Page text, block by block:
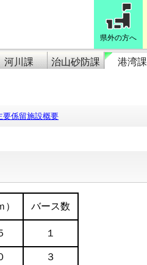
県外の方へ
河川課 治山砂防課 港湾課
要係留施設概要
バース数
１
３